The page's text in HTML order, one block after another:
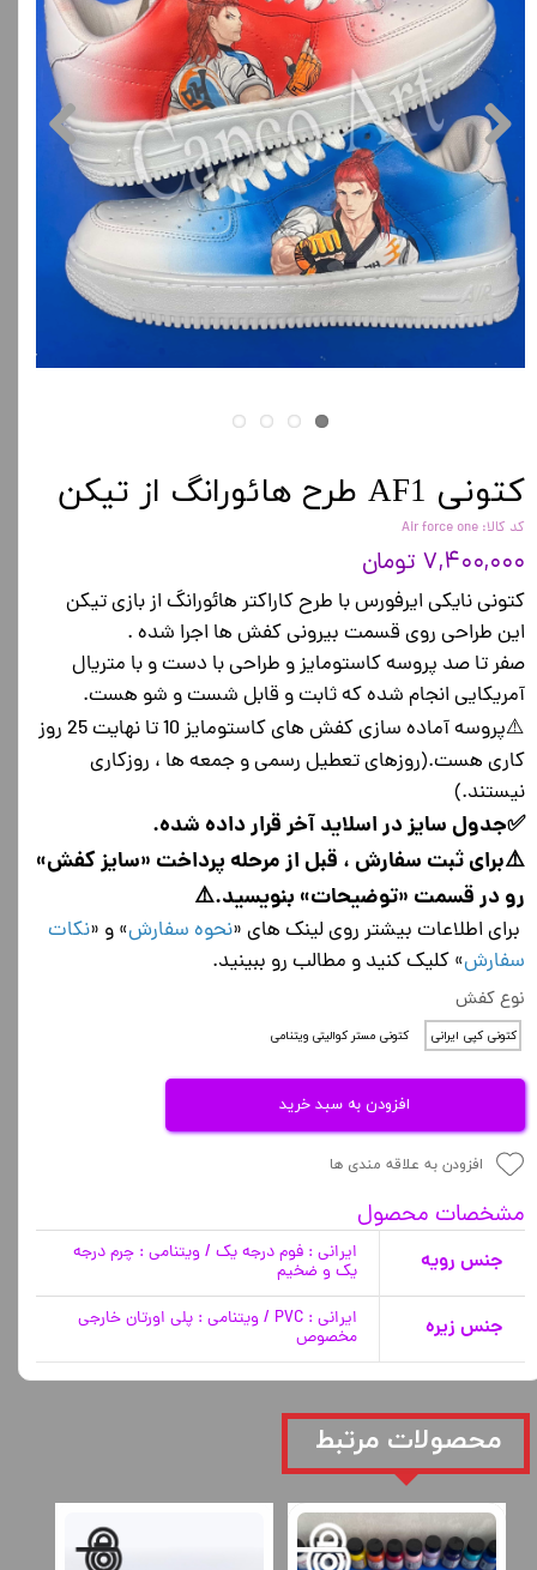
کتونی AF1 طرح هائورانگ از تیکن
کد کالا: Air force one
۷,۴۰۰,۰۰۰ تومان
کتونی نایکی ایرفورس با طرح کاراکتر هائورانگ از بازی تیکن
این طراحی روی قسمت بیرونی کفش ها اجرا شده .
صفر تا صد پروسه کاستومایز و طراحی با دست و با متریال
آمریکایی انجام شده که ثابت و قابل شست و شو هست.
⚠️پروسه آماده سازی کفش های کاستومایز 10 تا نهایت 25 روز
کاری هست.(روزهای تعطیل رسمی و جمعه ها ، روزکاری
نیستند.)
✅جدول سایز در اسلاید آخر قرار داده شده.
⚠️برای ثبت سفارش ، قبل از مرحله پرداخت «سایز کفش»
رو در قسمت «توضیحات» بنویسید.⚠️
برای اطلاعات بیشتر روی لینک های «نحوه سفارش» و «نکات
سفارش» کلیک کنید و مطالب رو ببینید.
نوع کفش
کتونی کپی ایرانی کتونی مستر کوالیتی ویتنامی
افزودن به سبد خرید
افزودن به علاقه مندی ها
مشخصات محصول
جنس رویه ایرانی : فوم درجه یک / ویتنامی : چرم درجه
یک و ضخیم
جنس زیره ایرانی : PVC / ویتنامی : پلی اورتان خارجی
مخصوص
​محصولات مرتبط